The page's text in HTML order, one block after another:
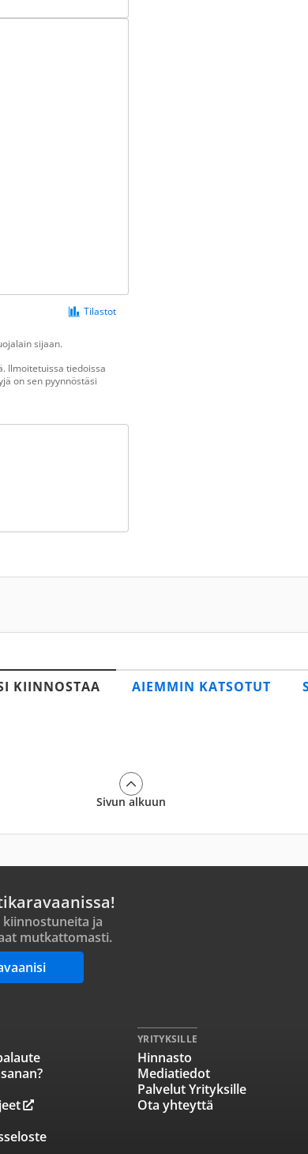
Tilastot
sijaan.
Ilmoitetuissa tiedoissa
on sen pyynnöstäsi
KIINNOSTAA AIEMMIN KATSOTUT
Sivun alkuun
ja
mutkattomasti.
YRITYKSILLE
Hinnasto
Mediatiedot
Palvelut Yrityksille
Ota yhteyttä